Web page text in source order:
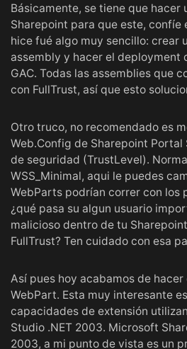
Básicamente, se tiene que hacer
Sharepoint para que este, confíe
hice fué algo muy sencillo: crear
assembly y hacer el deployment
GAC. Todas las assemblies que
con FullTrust, así que esto
Otro truco, no recomendado es
Web.Config de Sharepoint Portal
de seguridad (TrustLevel).
WSS_Minimal, aqui le puedes
WebParts podrían correr con los
¿qué pasa su algun usuario
malicioso dentro de tu
FullTrust? Ten cuidado con esa
Así pues hoy acabamos de
WebPart. Esta muy interesante
capacidades de extensión
Studio .NET 2003. Microsoft
2003, a mi punto de vista es un